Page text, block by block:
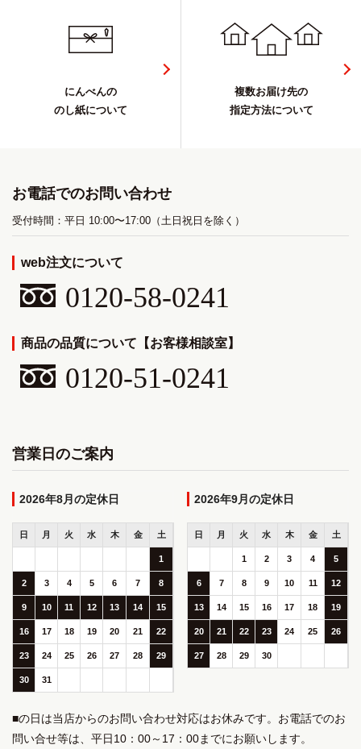
にんべんの
のし紙について
複数お届け先の
指定方法について
お電話でのお問い合わせ
受付時間：平日 10:00〜17:00（土日祝日を除く）
web注文について
0120-58-0241
商品の品質について【お客様相談室】
0120-51-0241
営業日のご案内
2026年8月
日 月 火 水 木 金 土
1
2 3 4 5 6 7 8
9 10 11 12 13 14 15
16 17 18 19 20 21 22
23 24 25 26 27 28 29
30 31
2026年9月
日 月 火 水 木 金 土
1 2 3 4 5
6 7 8 9 10 11 12
13 14 15 16 17 18 19
20 21 22 23 24 25 26
27 28 29 30
■の日は当店からのお問い合わせ対応はお休みです。お電話でのお
問い合せ等は、平日10：00～17：00までにお願いします。